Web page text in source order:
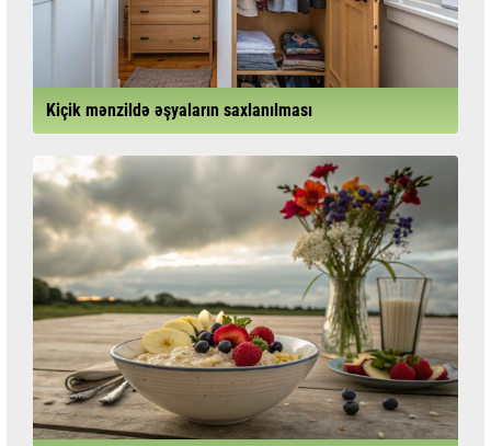
Kiçik mənzildə əşyaların saxlanılması